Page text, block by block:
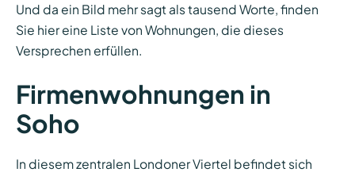
Und da ein Bild mehr sagt als tausend Worte, finden
Sie hier eine Liste von Wohnungen, die dieses
Versprechen erfüllen.
Firmenwohnungen in
Soho
In diesem zentralen Londoner Viertel befindet sich